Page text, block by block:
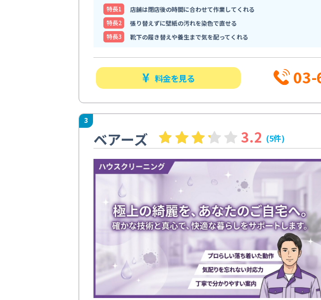
特⻑1
店舗は閉店後の時間に合わせて作業してくれる
特⻑2
張り替えずに壁紙の汚れを染色で直せる
特⻑3
靴下の履き替えや養生まで気を配ってくれる
料金を見る 03-
3
ベアーズ 3.2 (5件)